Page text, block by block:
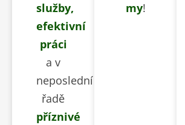
služby,
efektivní
práci
a v
neposlední
řadě
příznivé
my!